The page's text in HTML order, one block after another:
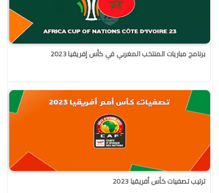
برنامج مباريات المنتخب المغربي في كأس إفريقيا 2023
ترتيب تصفيات كأس أفريقيا 2023